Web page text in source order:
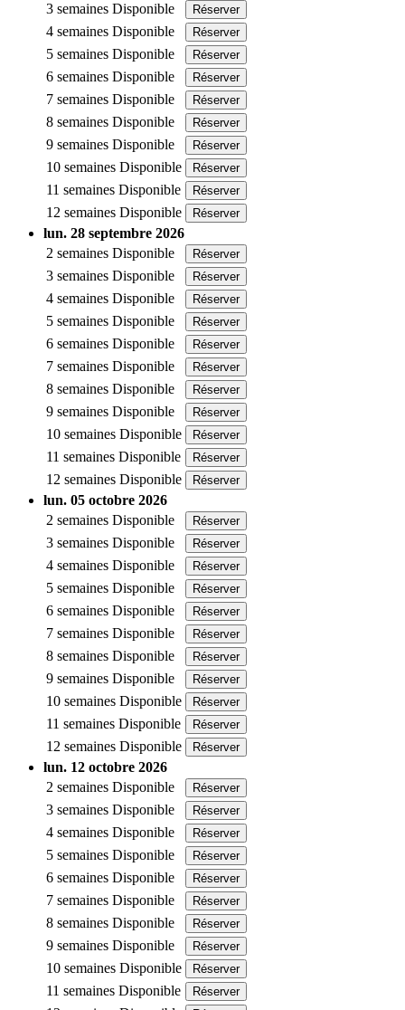
3 semaines Disponible Réserver
4 semaines Disponible Réserver
5 semaines Disponible Réserver
6 semaines Disponible Réserver
7 semaines Disponible Réserver
8 semaines Disponible Réserver
9 semaines Disponible Réserver
10 semaines Disponible Réserver
11 semaines Disponible Réserver
12 semaines Disponible Réserver
lun. 28 septembre 2026
2 semaines Disponible Réserver
3 semaines Disponible Réserver
4 semaines Disponible Réserver
5 semaines Disponible Réserver
6 semaines Disponible Réserver
7 semaines Disponible Réserver
8 semaines Disponible Réserver
9 semaines Disponible Réserver
10 semaines Disponible Réserver
11 semaines Disponible Réserver
12 semaines Disponible Réserver
lun. 05 octobre 2026
2 semaines Disponible Réserver
3 semaines Disponible Réserver
4 semaines Disponible Réserver
5 semaines Disponible Réserver
6 semaines Disponible Réserver
7 semaines Disponible Réserver
8 semaines Disponible Réserver
9 semaines Disponible Réserver
10 semaines Disponible Réserver
11 semaines Disponible Réserver
12 semaines Disponible Réserver
lun. 12 octobre 2026
2 semaines Disponible Réserver
3 semaines Disponible Réserver
4 semaines Disponible Réserver
5 semaines Disponible Réserver
6 semaines Disponible Réserver
7 semaines Disponible Réserver
8 semaines Disponible Réserver
9 semaines Disponible Réserver
10 semaines Disponible Réserver
11 semaines Disponible Réserver